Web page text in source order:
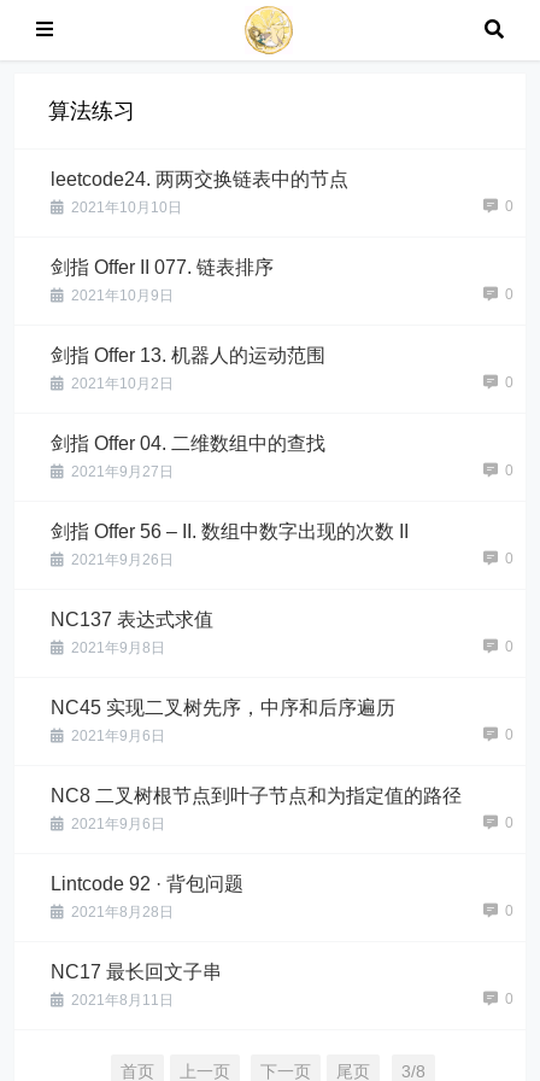
算法练习
leetcode24. 两两交换链表中的节点
2021年10月10日 0
剑指 Offer II 077. 链表排序
2021年10月9日 0
剑指 Offer 13. 机器人的运动范围
2021年10月2日 0
剑指 Offer 04. 二维数组中的查找
2021年9月27日 0
剑指 Offer 56 – II. 数组中数字出现的次数 II
2021年9月26日 0
NC137 表达式求值
2021年9月8日 0
NC45 实现二叉树先序，中序和后序遍历
2021年9月6日 0
NC8 二叉树根节点到叶子节点和为指定值的路径
2021年9月6日 0
Lintcode 92 · 背包问题
2021年8月28日 0
NC17 最长回文子串
2021年8月11日 0
首页 上一页 下一页 尾页 3/8